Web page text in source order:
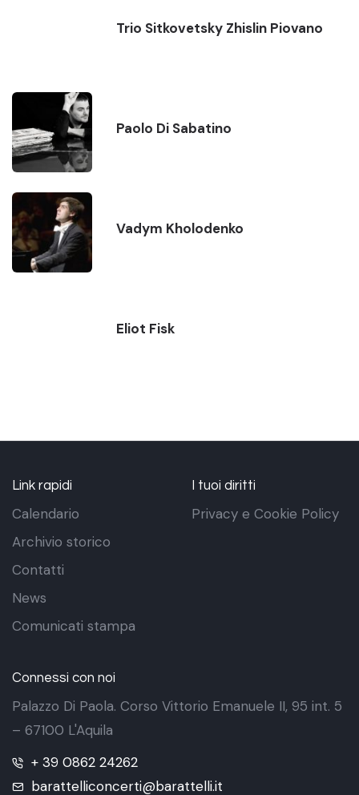
Trio Sitkovetsky Zhislin Piovano
Paolo Di Sabatino
Vadym Kholodenko
Eliot Fisk
Link rapidi
Calendario
Archivio storico
Contatti
News
Comunicati stampa
I tuoi diritti
Privacy e Cookie Policy
Connessi con noi
Palazzo Di Paola. Corso Vittorio Emanuele II, 95 int. 5
– 67100 L'Aquila
+ 39 0862 24262
barattelliconcerti@barattelli.it